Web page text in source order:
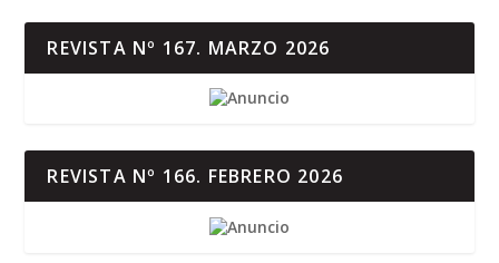
REVISTA Nº 167. MARZO 2026
REVISTA Nº 166. FEBRERO 2026